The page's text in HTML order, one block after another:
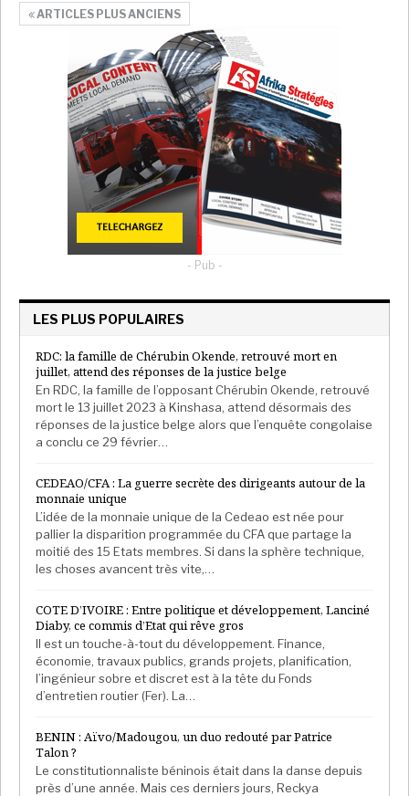
ARTICLES PLUS ANCIENS
- Pub -
LES PLUS POPULAIRES
RDC: la famille de Chérubin Okende, retrouvé mort en
juillet, attend des réponses de la justice belge
En RDC, la famille de l’opposant Chérubin Okende, retrouvé
mort le 13 juillet 2023 à Kinshasa, attend désormais des
réponses de la justice belge alors que l’enquête congolaise
a conclu ce 29 février…
CEDEAO/CFA : La guerre secrète des dirigeants autour de la
monnaie unique
L’idée de la monnaie unique de la Cedeao est née pour
pallier la disparition programmée du CFA que partage la
moitié des 15 Etats membres. Si dans la sphère technique,
les choses avancent très vite,…
COTE D’IVOIRE : Entre politique et développement, Lanciné
Diaby, ce commis d’Etat qui rêve gros
Il est un touche-à-tout du développement. Finance,
économie, travaux publics, grands projets, planification,
l’ingénieur sobre et discret est à la tête du Fonds
d’entretien routier (Fer). La…
BENIN : Aïvo/Madougou, un duo redouté par Patrice
Talon ?
Le constitutionnaliste béninois était dans la danse depuis
près d’une année. Mais ces derniers jours, Reckya